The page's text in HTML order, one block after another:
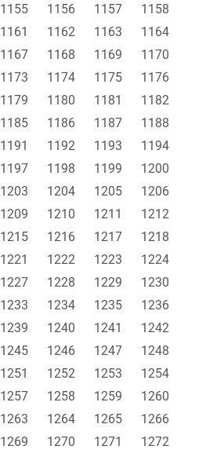
1155 1156 1157
1158
1161 1162 1163
1164
1167 1168 1169
1170
1173 1174 1175
1176
1179 1180 1181
1182
1185 1186 1187
1188
1191 1192 1193
1194
1197 1198 1199
1200
1203 1204 1205
1206
1209 1210 1211
1212
1215 1216 1217
1218
1221 1222 1223
1224
1227 1228 1229
1230
1233 1234 1235
1236
1239 1240 1241
1242
1245 1246 1247
1248
1251 1252 1253
1254
1257 1258 1259
1260
1263 1264 1265
1266
1269 1270 1271
1272